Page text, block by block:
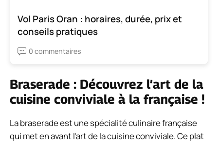
Vol Paris Oran : horaires, durée, prix et
conseils pratiques
0 commentaires
Braserade : Découvrez l’art de la
cuisine conviviale à la française !
La braserade est une spécialité culinaire française
qui met en avant l’art de la cuisine conviviale. Ce plat